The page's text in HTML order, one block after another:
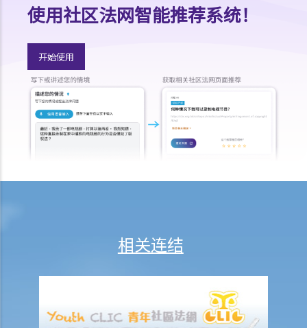
4. 谁可出庭作证？
c. 儿童作为证人
5. 我可以传召专家证人吗？
a. 谁是专家
b. 专业资格
7. 甚么证据是可获接纳的？
使用社区法网智能推荐系统！
开始使用
相关连结